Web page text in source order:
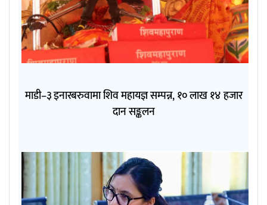
माडी–३ इनारबरुवामा शिव महायज्ञ सम्पन्न, १० लाख १४ हजार
दान सङ्कलन